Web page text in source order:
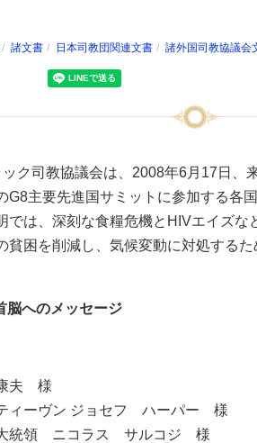
諸文書 日本司教団関連文書 諸外国司教協議会
ク司教協議会は、2008年6月17日、
G8主要先進国サミットに参加する各
では、深刻な食糧危機とHIVエイズ
貧困を削減し、気候変動に対処する
脳へのメッセージ
夫 様
ーヴン ジョセフ ハーパー 様
統領 ニコラス サルコジ 様